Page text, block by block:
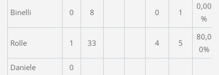
Binelli 0 8 0 1
0,00
%
Rolle 1 33 4 5
80,0
0%
Daniele
0